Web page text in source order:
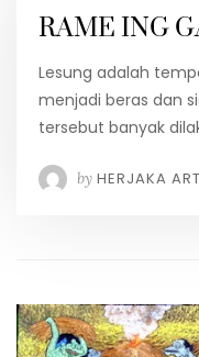
RAME ING
Lesung adalah
menjadi beras dan
tersebut banyak
by HERJAKA ART